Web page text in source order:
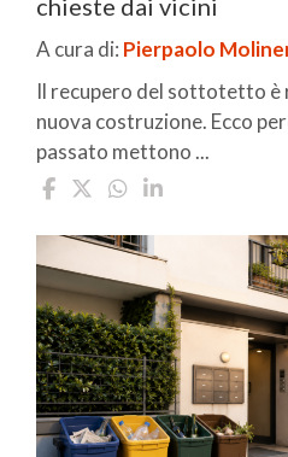
chieste dai vicini
A cura di: Pierpaolo
Il recupero del sottotetto
nuova costruzione. Ecco
passato mettono ...